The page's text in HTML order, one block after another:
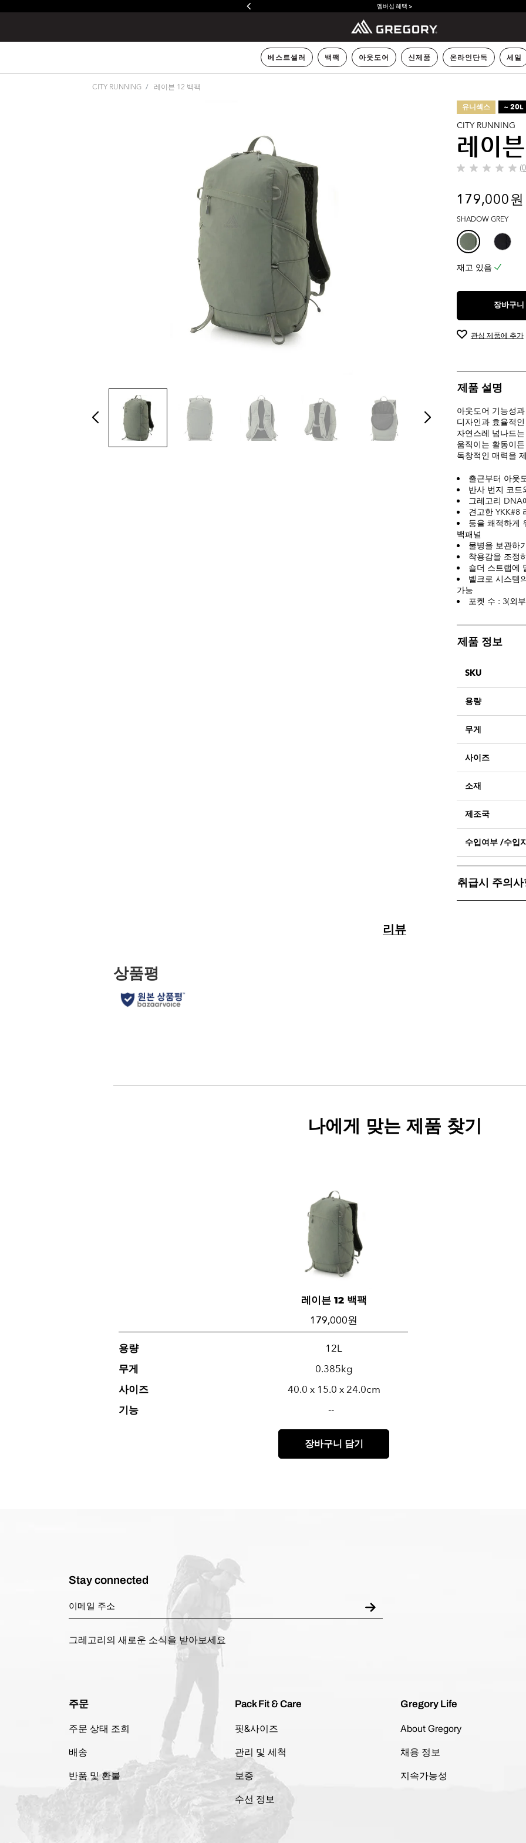
멤버십 혜택 >
베스트셀러 백팩 아웃도어 신제품 온라인단독 세일
CITY RUNNING 레이븐 12 백팩
유니섹스 ~ 20L
CITY RUNNING
레이
별
개
중
0.0
개
입
니
다.
179,000 원
SHADOW GREY
재고 있음
장바구니
관심 제품에 추가
제품 설명
아웃도어 기능성
디자인과 효율적
자연스레 넘나드
움직이는 활동이
독창적인 매력을
출근부터 아웃
반사 번지 코드
그레고리 DNA
견고한 YKK#8
등을 쾌적하게
백패널
물병을 보관하
착용감을 조정
숄더 스트랩에
벨크로 시스템
가능
포켓 수 : 3(외
제품 정보
SKU
용량
무게
사이즈
소재
제조국
수입여부 /수입
취급시 주의
리뷰
나에게 맞는 제품 찾기
레이븐 12 백팩
179,000 원
용량 12L
무게 0.385kg
사이즈 40.0 x 15.0 x 24.0cm
기능 --
장바구니 담기
Stay connected
그레고리의 새로운 소식을 받아보세요
주문
주문 상태 조회
배송
반품 및 환불
Pack Fit & Care
핏&사이즈
관리 및 세척
보증
수선 정보
Gregory Life
About Gregory
채용 정보
지속가능성